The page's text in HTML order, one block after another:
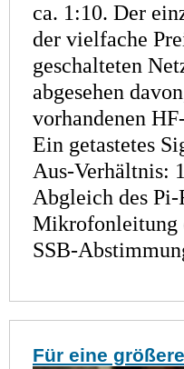
ca. 1:10. Der
der vielfache
geschalteten
abgesehen
vorhandenen
Ein getastetes
Aus-Verhältnis:
Abgleich des
Mikrofonleitung
SSB-
Für eine